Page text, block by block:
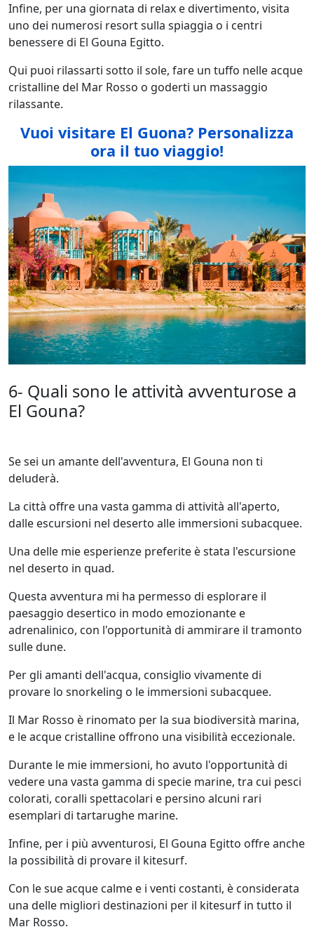
Infine, per una giornata di relax e divertimento, visita
uno dei numerosi resort sulla spiaggia o i centri
benessere di El Gouna Egitto.
Qui puoi rilassarti sotto il sole, fare un tuffo nelle acque
cristalline del Mar Rosso o goderti un massaggio
rilassante.
Vuoi visitare El Guona? Personalizza
ora il tuo viaggio!
6- Quali sono le attività avventurose a
El Gouna?
Se sei un amante dell'avventura, El Gouna non ti
deluderà.
La città offre una vasta gamma di attività all'aperto,
dalle escursioni nel deserto alle immersioni subacquee.
Una delle mie esperienze preferite è stata l'escursione
nel deserto in quad.
Questa avventura mi ha permesso di esplorare il
paesaggio desertico in modo emozionante e
adrenalinico, con l'opportunità di ammirare il tramonto
sulle dune.
Per gli amanti dell'acqua, consiglio vivamente di
provare lo snorkeling o le immersioni subacquee.
Il Mar Rosso è rinomato per la sua biodiversità marina,
e le acque cristalline offrono una visibilità eccezionale.
Durante le mie immersioni, ho avuto l'opportunità di
vedere una vasta gamma di specie marine, tra cui pesci
colorati, coralli spettacolari e persino alcuni rari
esemplari di tartarughe marine.
Infine, per i più avventurosi, El Gouna Egitto offre anche
la possibilità di provare il kitesurf.
Con le sue acque calme e i venti costanti, è considerata
una delle migliori destinazioni per il kitesurf in tutto il
Mar Rosso.